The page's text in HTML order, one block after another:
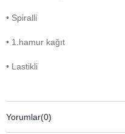
• Spiralli
• 1.hamur kağıt
• Lastikli
Yorumlar(0)